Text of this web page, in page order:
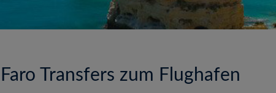
Faro Transfers zum Flughafen